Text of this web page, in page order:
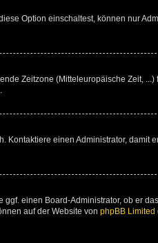
Option einschaltest, können nur
Zeitzone (Mitteleuropäische Zeit, ...)
Kontaktiere einen Administrator, damit
einen Board-Administrator, ob er
auf der Website von phpBB Limited